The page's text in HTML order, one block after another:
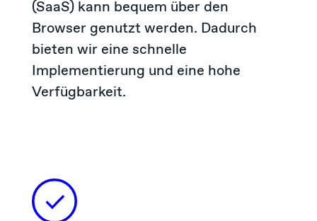
(SaaS) kann bequem über den
Browser genutzt werden. Dadurch
bieten wir eine schnelle
Implementierung und eine hohe
Verfügbarkeit.